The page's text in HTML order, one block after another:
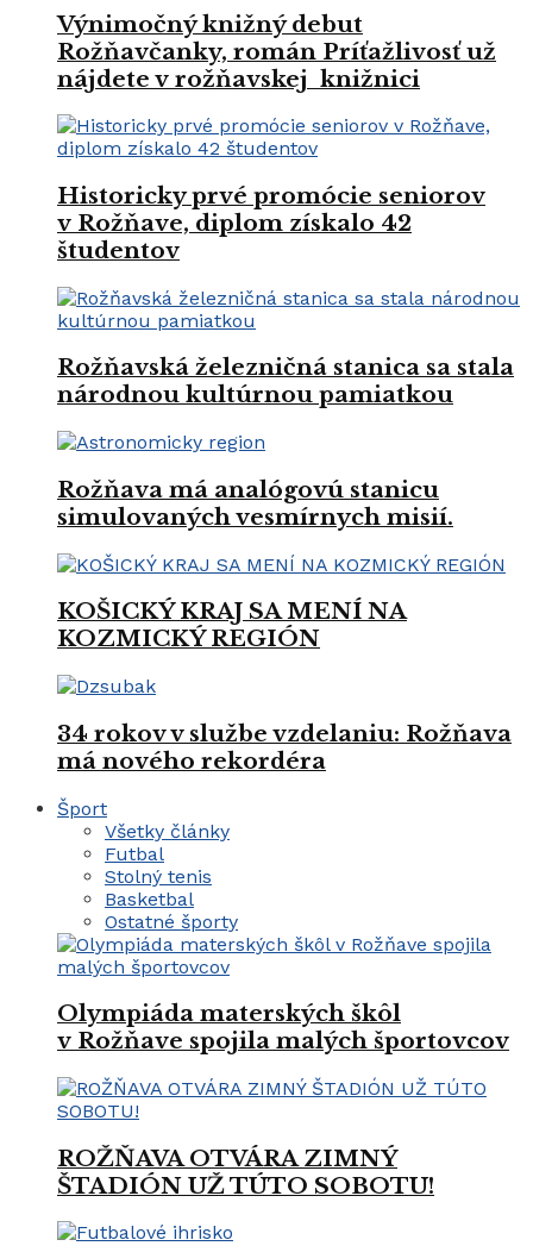
Výnimočný knižný debut
Rožňavčanky, román Príťažlivosť už
nájdete v rožňavskej knižnici
Historicky prvé promócie seniorov
v Rožňave, diplom získalo 42
študentov
Rožňavská železničná stanica sa stala
národnou kultúrnou pamiatkou
Rožňava má analógovú stanicu
simulovaných vesmírnych misií.
KOŠICKÝ KRAJ SA MENÍ NA
KOZMICKÝ REGIÓN
34 rokov v službe vzdelaniu: Rožňava
má nového rekordéra
Šport
Všetky články
Futbal
Stolný tenis
Basketbal
Ostatné športy
Olympiáda materských škôl
v Rožňave spojila malých športovcov
ROŽŇAVA OTVÁRA ZIMNÝ
ŠTADIÓN UŽ TÚTO SOBOTU!